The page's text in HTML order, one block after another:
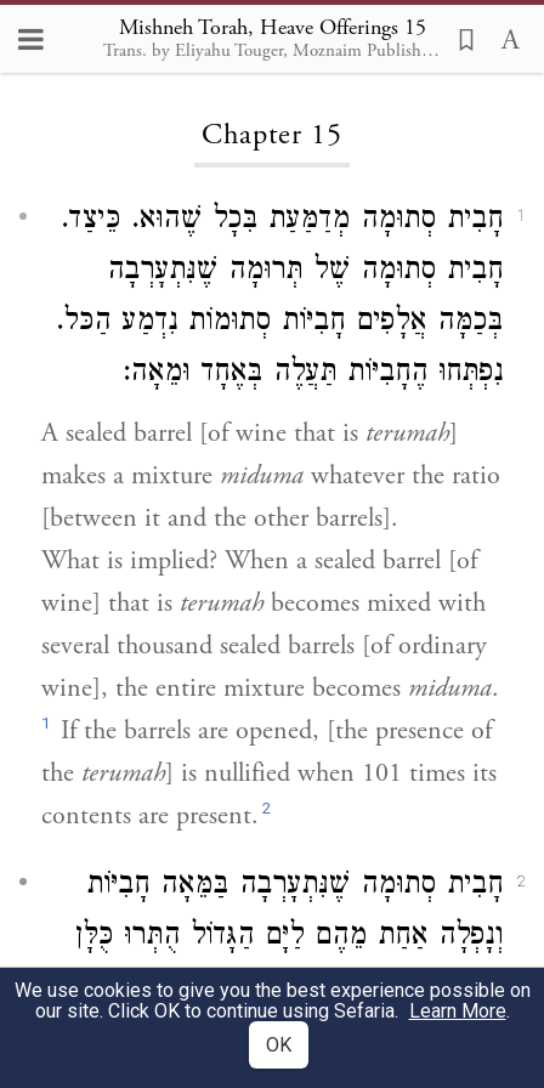
Mishneh Torah, Heave Offerings 15
Trans. by Eliyahu Touger, Moznaim Publishing
Loading...
Chapter 15
1
חָבִית סְתוּמָה מְדַמַּעַת בִּכָל שֶׁהוּא. כֵּיצַד.
חָבִית סְתוּמָה שֶׁל תְּרוּמָה שֶׁנִּתְעָרְבָה
בְּכַמָּה אֲלָפִים חָבִיּוֹת סְתוּמוֹת נִדְמַע הַכּל.
נִפְתְּחוּ הֶחָבִיּוֹת תַּעֲלֶה בְּאֶחָד וּמֵאָה:
A sealed barrel [of wine that is terumah]
makes a mixture miduma whatever the ratio
[between it and the other barrels].
What is implied? When a sealed barrel [of
wine] that is terumahbecomes mixed with
several thousand sealed barrels [of ordinary
wine], the entire mixture becomes miduma.
1 If the barrels are opened, [the presence of
the terumah] is nullified when 101 times its
contents are present. 2
2
חָבִית סְתוּמָה שֶׁנִּתְעָרְבָה בַּמֵּאָה חָבִיּוֹת
וְנָפְלָה אַחַת מֵהֶם לַיָּם הַגָּדוֹל הֻתְּרוּ כֻּלָּן
וְאוֹמְרִין שֶׁל תְּרוּמָה הִיא שֶׁנָּפְלָה. מַה
שֶּׁאֵין כֵּן בִּתְאֵנָה שֶׁנָּפְלָה לְמֵאָה וְנָפְלָה
We use cookies to give you the best experience possible on
our site. Click OK to continue using Sefaria. Learn More.
OK